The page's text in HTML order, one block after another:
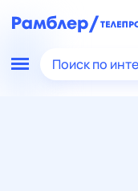
Поиск по